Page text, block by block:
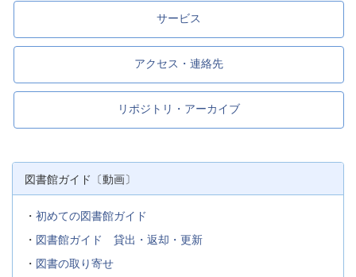
サービス
アクセス・連絡先
リポジトリ・アーカイブ
図書館ガイド〔動画〕
・ 初めての図書館ガイド
・ 図書館ガイド 貸出・返却・更新
・ 図書の取り寄せ